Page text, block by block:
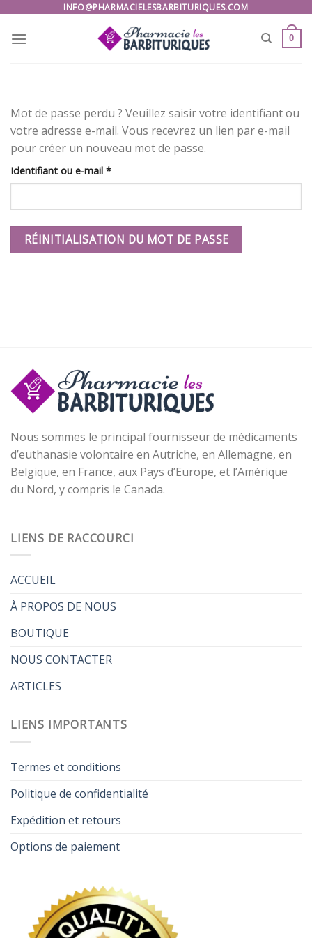
content
INFO@PHARMACIELESBARBITURIQUES.COM
0
Mot de passe perdu ? Veuillez saisir votre identifiant ou
votre adresse e-mail. Vous recevrez un lien par e-mail
pour créer un nouveau mot de passe.
Identifiant ou e-mail *Obligatoire
RÉINITIALISATION DU MOT DE PASSE
Nous sommes le principal fournisseur de médicaments
d’euthanasie volontaire en Autriche, en Allemagne, en
Belgique, en France, aux Pays d’Europe, et l’Amérique
du Nord, y compris le Canada.
LIENS DE RACCOURCI
ACCUEIL
À PROPOS DE NOUS
BOUTIQUE
NOUS CONTACTER
ARTICLES
LIENS IMPORTANTS
Termes et conditions
Politique de confidentialité
Expédition et retours
Options de paiement